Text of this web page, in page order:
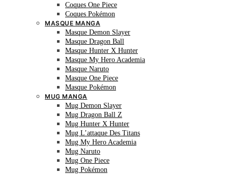
Coques One Piece
Coques Pokémon
MASQUE MANGA
Masque Demon Slayer
Masque Dragon Ball
Masque Hunter X Hunter
Masque My Hero Academia
Masque Naruto
Masque One Piece
Masque Pokémon
MUG MANGA
Mug Demon Slayer
Mug Dragon Ball Z
Mug Hunter X Hunter
Mug L’attaque Des Titans
Mug My Hero Academia
Mug Naruto
Mug One Piece
Mug Pokémon